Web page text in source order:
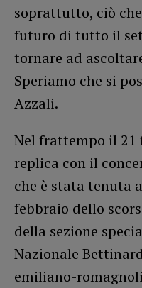
soprattutto, ciò
futuro di tutto il
tornare ad
Speriamo che si
Azzali.
Nel frattempo il 21
replica con il
che è stata tenuta
febbraio dello
della sezione
Nazionale
emiliano-